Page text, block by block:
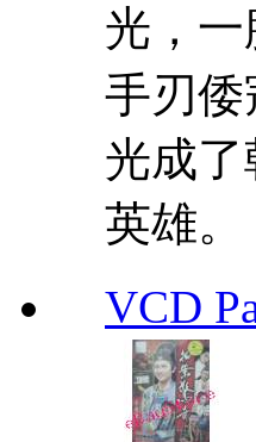
光，一
手刃倭
光成
英
VCD